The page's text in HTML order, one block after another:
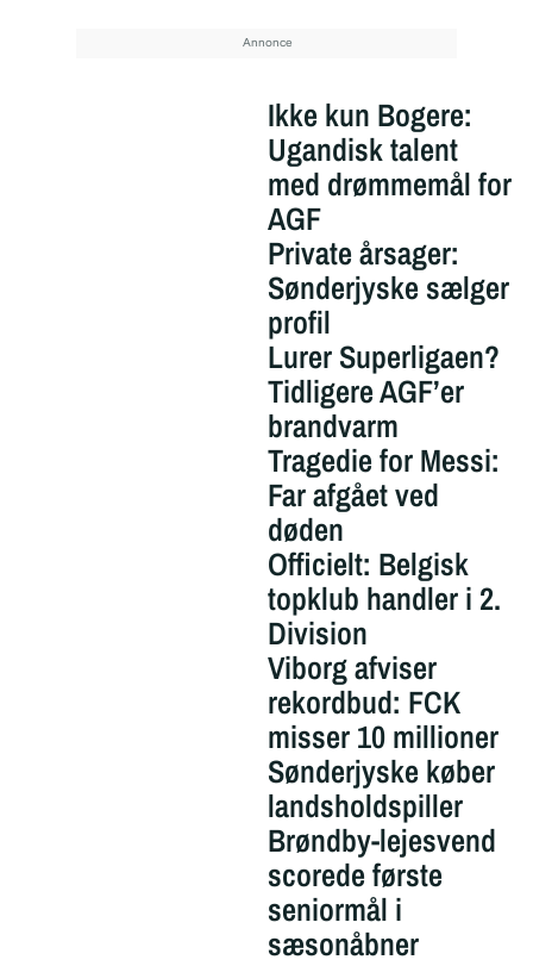
Ikke kun Bogere:
Ugandisk talent
med drømmemål for
AGF
Private årsager:
Sønderjyske sælger
profil
Lurer Superligaen?
Tidligere AGF’er
brandvarm
Tragedie for Messi:
Far afgået ved
døden
Officielt: Belgisk
topklub handler i 2.
Division
Viborg afviser
rekordbud: FCK
misser 10 millioner
Sønderjyske køber
landsholdspiller
Brøndby-lejesvend
scorede første
seniormål i
sæsonåbner